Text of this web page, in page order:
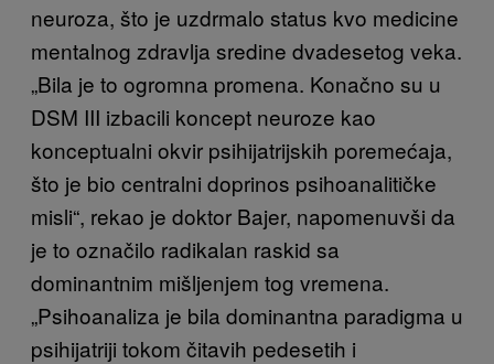
neuroza, što je uzdrmalo status kvo medicine
mentalnog zdravlja sredine dvadesetog veka.
„Bila je to ogromna promena. Konačno su u
DSM III izbacili koncept neuroze kao
konceptualni okvir psihijatrijskih poremećaja,
što je bio centralni doprinos psihoanalitičke
misli“, rekao je doktor Bajer, napomenuvši da
je to označilo radikalan raskid sa
dominantnim mišljenjem tog vremena.
„Psihoanaliza je bila dominantna paradigma u
psihijatriji tokom čitavih pedesetih i